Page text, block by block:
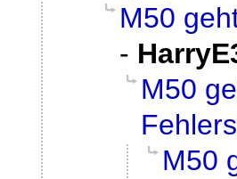
M50
-
M50
M50